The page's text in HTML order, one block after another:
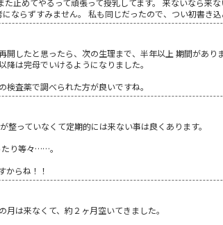
ならずすみません。 私も同じだったので、つい初書き
したと思ったら、次の生理まで、半年以上 期間がありま
は完母でいけるようになりました。
査薬で調べられた方が良いですね。
っていなくて定期的には来ない事は良くあります。
り等々……。
からね！！
は来なくて、約２ヶ月空いてきました。